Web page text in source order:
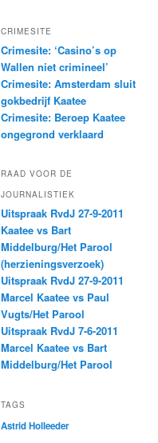
CRIMESITE
Crimesite: ‘Casino’s op
Wallen niet crimineel’
Crimesite: Amsterdam sluit
gokbedrijf Kaatee
Crimesite: Beroep Kaatee
ongegrond verklaard
RAAD VOOR DE
JOURNALISTIEK
Uitspraak RvdJ 27-9-2011
Kaatee vs Bart
Middelburg/Het Parool
(herzieningsverzoek)
Uitspraak RvdJ 27-9-2011
Marcel Kaatee vs Paul
Vugts/Het Parool
Uitspraak RvdJ 7-6-2011
Marcel Kaatee vs Bart
Middelburg/Het Parool
TAGS
Astrid Holleeder